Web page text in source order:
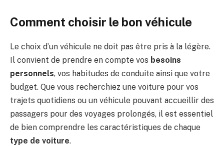
Comment choisir le bon véhicule
Le choix d’un véhicule ne doit pas être pris à la légère.
Il convient de prendre en compte vos besoins
personnels, vos habitudes de conduite ainsi que votre
budget. Que vous recherchiez une voiture pour vos
trajets quotidiens ou un véhicule pouvant accueillir des
passagers pour des voyages prolongés, il est essentiel
de bien comprendre les caractéristiques de chaque
type de voiture.